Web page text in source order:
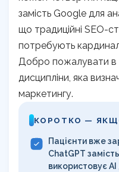
замість Google для
що традиційні SEO-
потребують
Добро пожалувати в
дисципліни, яка
маркетингу.
КОРОТКО —
Пацієнти вже
ChatGPT
використовує